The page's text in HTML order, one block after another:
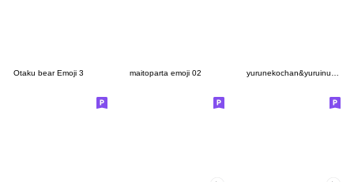
Otaku bear Emoji 3 maitoparta emoji 02 yurunekochan&yuruinuchan-summer-